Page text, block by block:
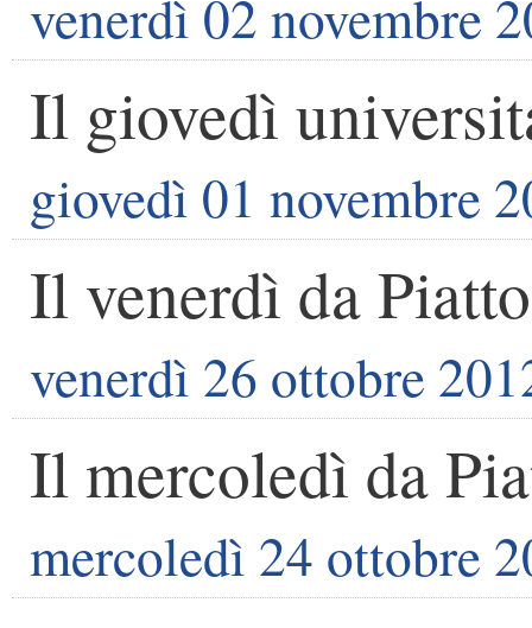
venerdì 02 novembre
Il giovedì
giovedì 01 novembre
Il venerdì da Piatto
venerdì 26 ottobre
Il mercoledì da
mercoledì 24 ottobre